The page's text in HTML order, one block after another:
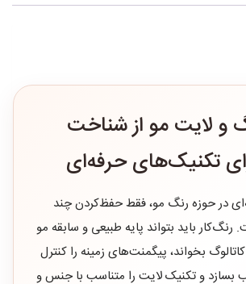
و لایت مو از شناخت
تکنیک‌های حرفه‌ای
در حوزه رنگ مو، فقط حفظ‌کردن چند
باید بتواند پایه طبیعی و سابقه مو
بخواند، پیگمنت‌های زمینه را کنترل
بسازد و تکنیک لایت را متناسب با جنس و